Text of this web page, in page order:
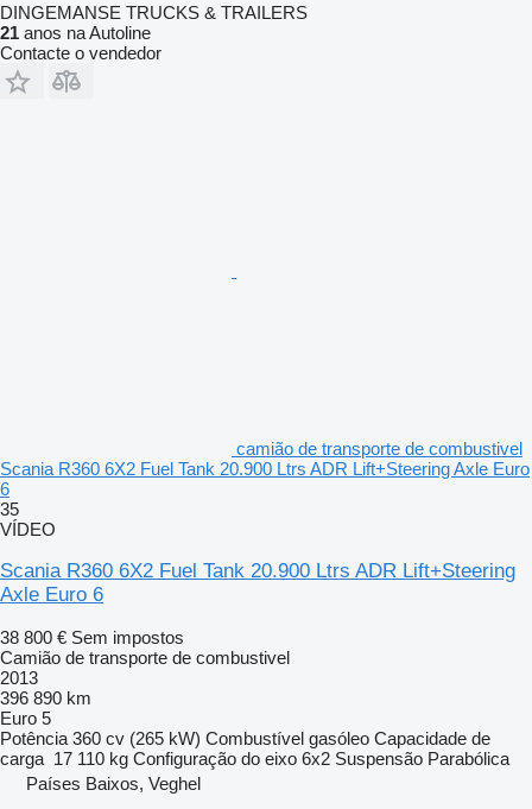
DINGEMANSE TRUCKS & TRAILERS
21 anos na Autoline
Contacte o vendedor
camião de transporte de combustivel
Scania R360 6X2 Fuel Tank 20.900 Ltrs ADR Lift+Steering Axle Euro
6
35
VÍDEO
Scania R360 6X2 Fuel Tank 20.900 Ltrs ADR Lift+Steering
Axle Euro 6
38 800 € Sem impostos
Camião de transporte de combustivel
2013
396 890 km
Euro 5
Potência 360 cv (265 kW) Combustível gasóleo Capacidade de
carga 17 110 kg Configuração do eixo 6x2 Suspensão Parabólica
Países Baixos, Veghel